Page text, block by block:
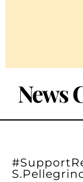
News